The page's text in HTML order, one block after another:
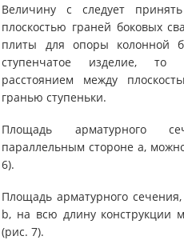
Величину с следует
плоскостью граней боковых
плиты для опоры колонной
ступенчатое изделие, то
расстоянием между
гранью ступеньки.
Площадь арматурного
параллельным стороне а,
6).
Площадь арматурного
b, на всю длину конструкции
(рис. 7).